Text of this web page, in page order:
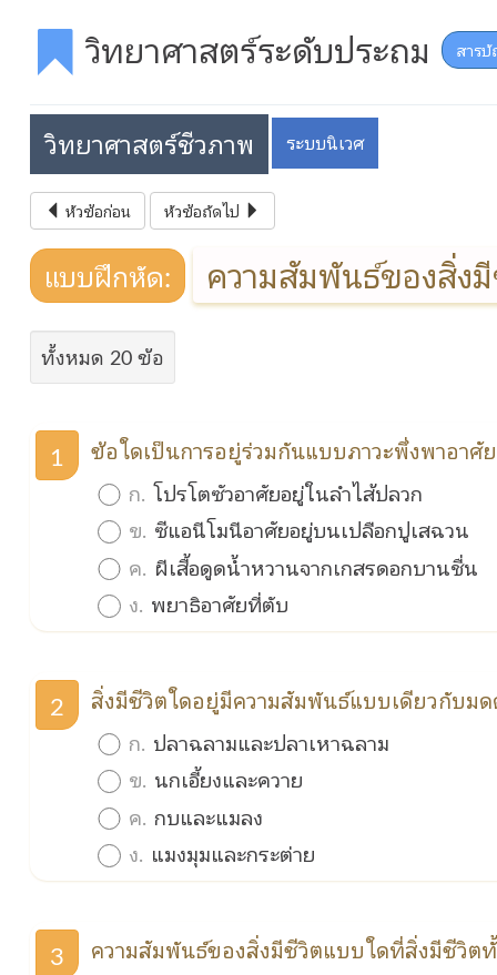
วิทยาศาสตร์ระดับประถม สาร
วิทยาศาสตร์ชีวภาพ ระบบนิเวศ
หัวข้อก่อน หัวข้อถัดไป
แบบฝึกหัด: ความสัมพันธ์ของสิ่ง
ทั้งหมด 20 ข้อ
1
ข้อใดเป็นการอยู่ร่วมกันแบบภาวะพึ่งพาอาศัย
ก. โปรโตซัวอาศัยอยู่ในลำไส้ปลวก
ข. ซีแอนีโมนีอาศัยอยู่บนเปลือกปูเสฉวน
ค. ผีเสื้อดูดน้ำหวานจากเกสรดอกบานชื่น
ง. พยาธิอาศัยที่ตับ
2
สิ่งมีชีวิตใดอยู่มีความสัมพันธ์แบบเดียวกับมด
ก. ปลาฉลามและปลาเหาฉลาม
ข. นกเอี้ยงและควาย
ค. กบและแมลง
ง. แมงมุมและกระต่าย
3
ความสัมพันธ์ของสิ่งมีชีวิตแบบใดที่สิ่งมีชีวิต